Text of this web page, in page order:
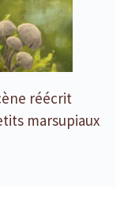
réécrit
marsupiaux